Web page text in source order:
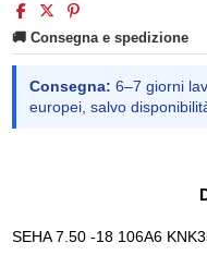
🚚 Consegna e spedizione
Consegna: 6–7 giorni
europei, salvo
SEHA 7.50 -18 106A6